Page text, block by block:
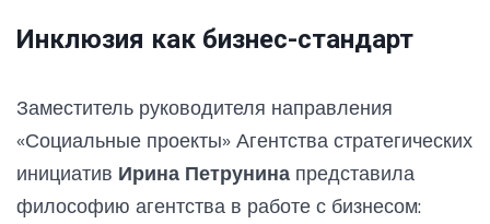
Инклюзия как бизнес-стандарт
Заместитель руководителя направления
«Социальные проекты» Агентства стратегических
инициатив Ирина Петрунина представила
философию агентства в работе с бизнесом: